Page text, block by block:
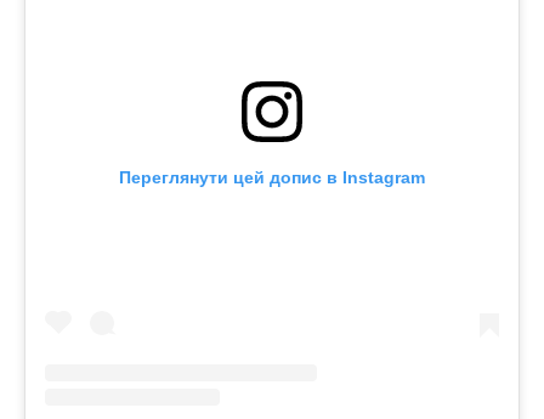
Переглянути цей допис в Instagram